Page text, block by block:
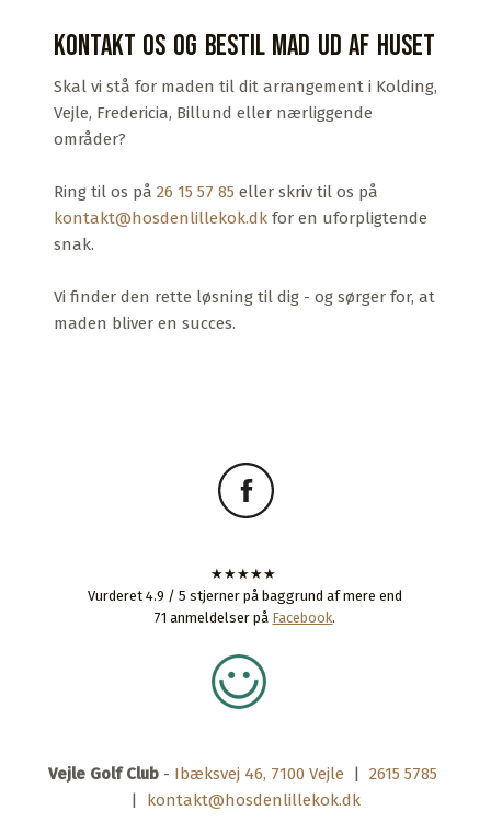
Kontakt os og bestil mad ud af huset
Skal vi stå for maden til dit arrangement i Kolding,
Vejle, Fredericia, Billund eller nærliggende
områder?
Ring til os på 26 15 57 85 eller skriv til os på
kontakt@hosdenlillekok.dkfor en uforpligtende
snak.
Vi finder den rette løsning til dig - og sørger for, at
maden bliver en succes.
​★★★★★
Vurderet 4.9 / 5 stjerner på baggrund af mere end
71 anmeldelser på Facebook.
Vejle Golf Club - Ibæksvej 46, 7100 Vejle |2615 5785
| kontakt@hosdenlillekok.dk